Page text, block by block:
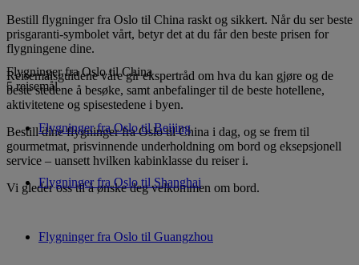
Bestill flygninger fra Oslo til China raskt og sikkert. Når du ser beste
prisgaranti-symbolet vårt, betyr det at du får den beste prisen for
flygningene dine.
Reisemålsguidene våre gir ekspertråd om hva du kan gjøre og de
beste stedene å besøke, samt anbefalinger til de beste hotellene,
aktivitetene og spisestedene i byen.
Bestill dine flygninger fra Oslo til China ​​i dag, og se frem til
gourmetmat, prisvinnende underholdning om bord og eksepsjonell
service – uansett hvilken kabinklasse du reiser i.
Vi gleder oss til å ønske deg velkommen om bord.
Flygninger fra Oslo til China
5 reisemål
Flygninger fra Oslo til Beijing
Flygninger fra Oslo til Shanghai
Flygninger fra Oslo til Guangzhou